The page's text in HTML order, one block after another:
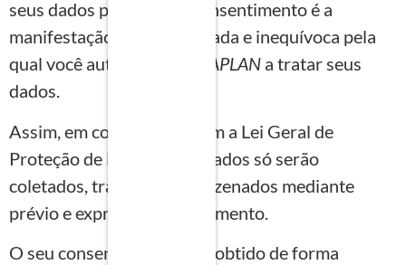
seus dados pessoais. O consentimento é a
manifestação livre, informada e inequívoca pela
qual você autoriza a
INOVAPLAN a tratar seus
dados.
Assim, em consonância com a Lei Geral de
Proteção de Dados, seus dados só serão
coletados, tratados e armazenados mediante
prévio e expresso consentimento.
O seu consentimento será obtido de forma